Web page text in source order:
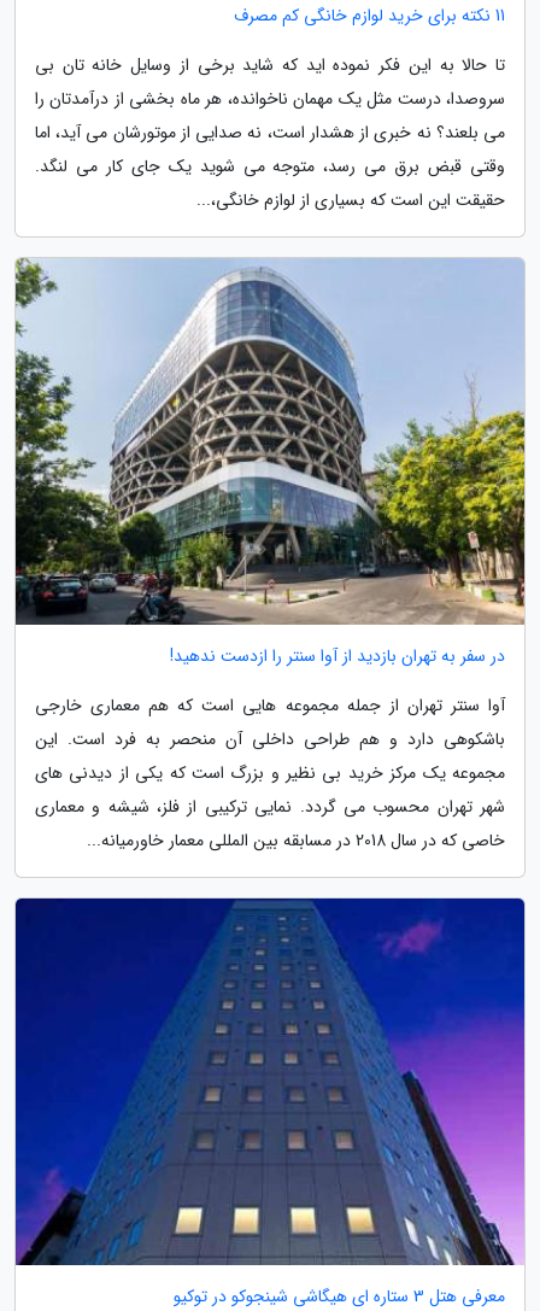
11 نکته برای خرید لوازم خانگی کم مصرف
تا حالا به این فکر نموده اید که شاید برخی از وسایل خانه تان بی
سروصدا، درست مثل یک مهمان ناخوانده، هر ماه بخشی از درآمدتان را
می بلعند؟ نه خبری از هشدار است، نه صدایی از موتورشان می آید، اما
وقتی قبض برق می رسد، متوجه می شوید یک جای کار می لنگد.
حقیقت این است که بسیاری از لوازم خانگی،...
در سفر به تهران بازدید از آوا سنتر را ازدست ندهید!
آوا سنتر تهران از جمله مجموعه هایی است که هم معماری خارجی
باشکوهی دارد و هم طراحی داخلی آن منحصر به فرد است. این
مجموعه یک مرکز خرید بی نظیر و بزرگ است که یکی از دیدنی های
شهر تهران محسوب می گردد. نمایی ترکیبی از فلز، شیشه و معماری
خاصی که در سال 2018 در مسابقه بین المللی معمار خاورمیانه...
معرفی هتل 3 ستاره ای هیگاشی شینجوکو در توکیو